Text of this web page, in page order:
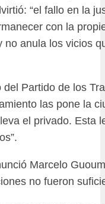
“el fallo en la
con la
anula los vicios
Partido de los
las pone la
el privado. Esta
Marcelo
no fueron